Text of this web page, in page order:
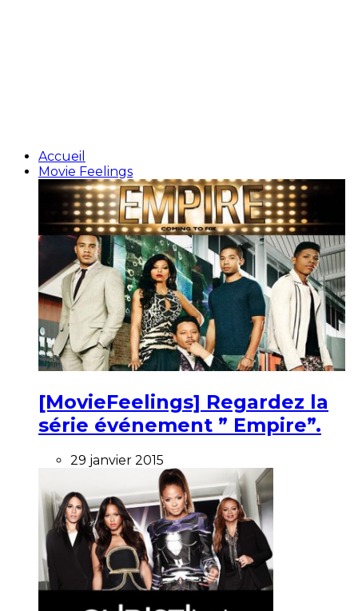
Accueil
Movie Feelings
[MovieFeelings] Regardez la
série événement ” Empire”.
29 janvier 2015